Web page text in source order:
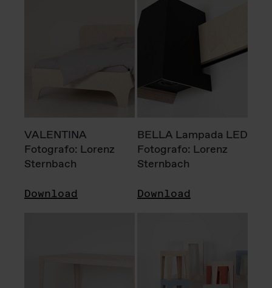
VALENTINA
Fotografo: Lorenz
Sternbach
Download
BELLA Lampada LED
Fotografo: Lorenz
Sternbach
Download